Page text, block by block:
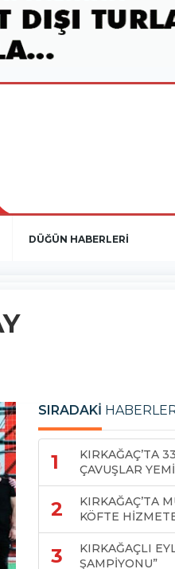
DÜĞÜN HABERLERİ
SIRADAKİ
1
KIRKAĞAÇ’TA
ÇAVUŞLAR
2
KIRKAĞAÇ’TA
KÖFTE
3
KIRKAĞAÇLI
ŞAMPİYONU”